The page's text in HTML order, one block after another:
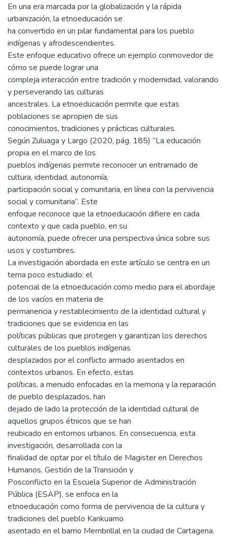
En una era marcada por la globalización y la rápida
urbanización, la etnoeducación se
ha convertido en un pilar fundamental para los pueblo
indígenas y afrodescendientes.
Este enfoque educativo ofrece un ejemplo conmovedor de
cómo se puede lograr una
compleja interacción entre tradición y modernidad, valorando
y perseverando las culturas
ancestrales. La etnoeducación permite que estas
poblaciones se apropien de sus
conocimientos, tradiciones y prácticas culturales.
Según Zuluaga y Largo (2020, pág. 185) “La educación
propia en el marco de los
pueblos indígenas permite reconocer un entramado de
cultura, identidad, autonomía,
participación social y comunitaria, en línea con la pervivencia
social y comunitaria”. Este
enfoque reconoce que la etnoeducación difiere en cada
contexto y que cada pueblo, en su
autonomía, puede ofrecer una perspectiva única sobre sus
usos y costumbres.
La investigación abordada en este artículo se centra en un
tema poco estudiado: el
potencial de la etnoeducación como medio para el abordaje
de los vacíos en materia de
permanencia y restablecimiento de la identidad cultural y
tradiciones que se evidencia en las
políticas públicas que protegen y garantizan los derechos
culturales de los pueblos indígenas
desplazados por el conflicto armado asentados en
contextos urbanos. En efecto, estas
políticas, a menudo enfocadas en la memoria y la reparación
de pueblo desplazados, han
dejado de lado la protección de la identidad cultural de
aquellos grupos étnicos que se han
reubicado en entornos urbanos. En consecuencia, esta
investigación, desarrollada con la
finalidad de optar por el título de Magister en Derechos
Humanos, Gestión de la Transición y
Posconflicto en la Escuela Superior de Administración
Pública (ESAP), se enfoca en la
etnoeducación como forma de pervivencia de la cultura y
tradiciones del pueblo Kankuamo
asentado en el barrio Membrillal en la ciudad de Cartagena.